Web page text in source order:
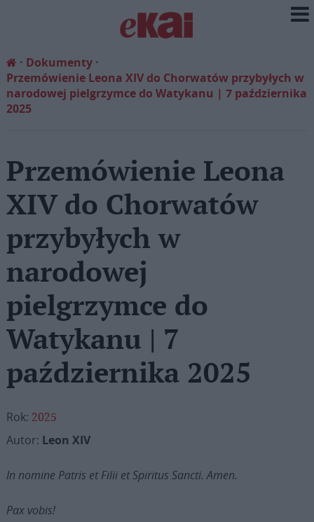
Dokumenty
Przemówienie Leona XIV do Chorwatów przybyłych w
narodowej pielgrzymce do Watykanu | 7 października
2025
Przemówienie Leona
XIV do Chorwatów
przybyłych w
narodowej
pielgrzymce do
Watykanu | 7
października 2025
Rok: 2025
Autor: Leon XIV
In nomine Patris et Filii et Spiritus Sancti.Amen.
Pax vobis!